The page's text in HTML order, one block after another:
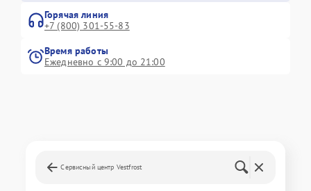
Горячая линия
+7 (800) 301-55-83
Время работы
Ежедневно с 9:00 до 21:00
Сервисный центр Vestfrost